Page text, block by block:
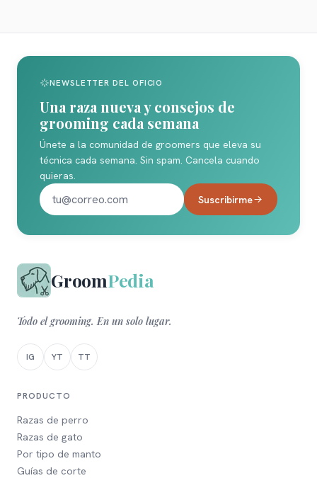
NEWSLETTER DEL OFICIO
Una raza nueva y consejos de
grooming cada semana
Únete a la comunidad de groomers que eleva su
técnica cada semana. Sin spam. Cancela cuando
quieras.
Suscribirme
GroomPedia
Todo el grooming. En un solo lugar.
IG YT TT
PRODUCTO
Razas de perro
Razas de gato
Por tipo de manto
Guías de corte